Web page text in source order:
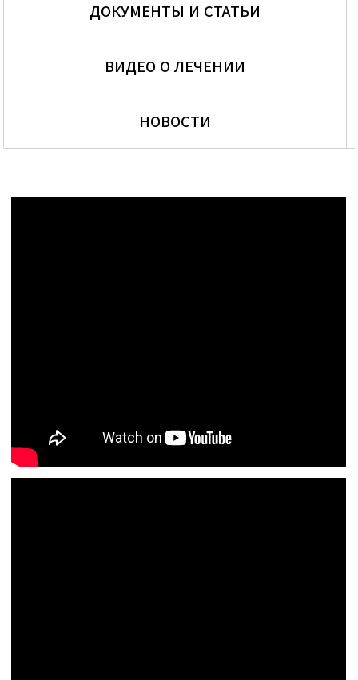
ДОКУМЕНТЫ И СТАТЬИ
ВИДЕО О ЛЕЧЕНИИ
НОВОСТИ